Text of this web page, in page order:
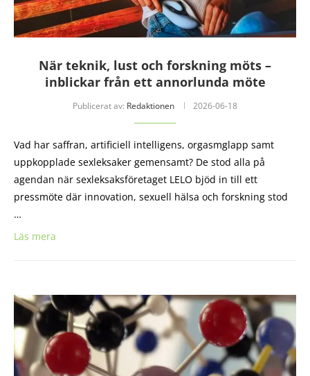
När teknik, lust och forskning möts –
inblickar från ett annorlunda möte
Publicerat av: Redaktionen 2026-06-18
Vad har saffran, artificiell intelligens, orgasmglapp samt
uppkopplade sexleksaker gemensamt? De stod alla på
agendan när sexleksaksföretaget LELO bjöd in till ett
pressmöte där innovation, sexuell hälsa och forskning stod
…
Läs mera